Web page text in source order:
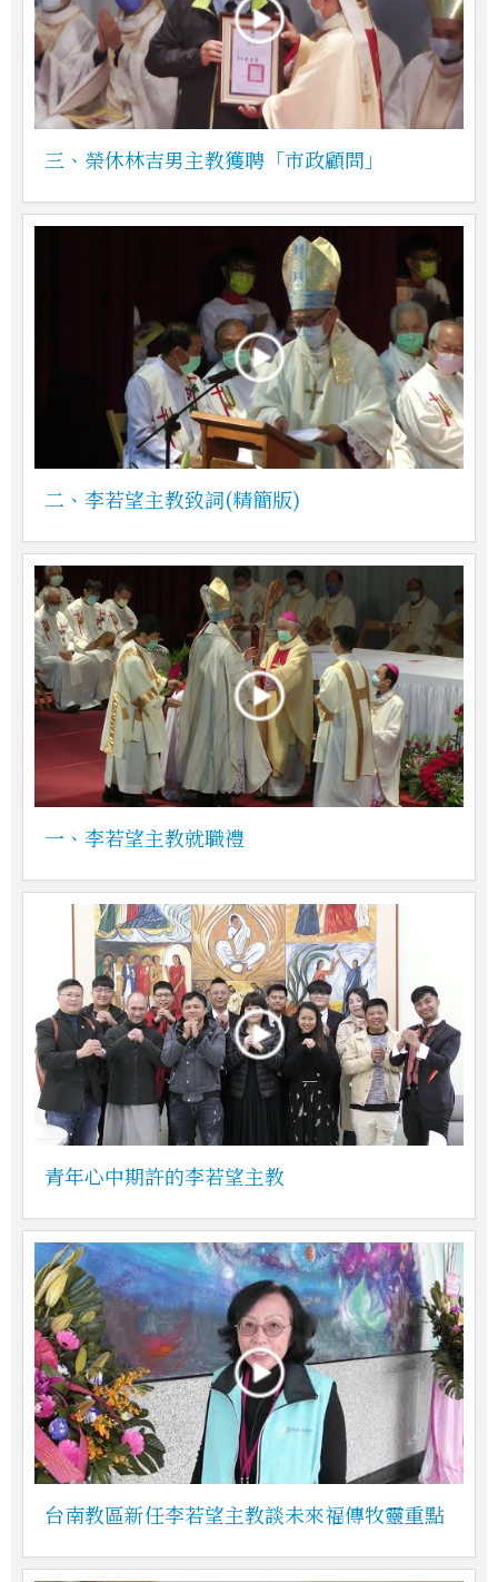
三、榮休林吉男主教獲聘「市政顧問」
二、李若望主教致詞(精簡版)
一、李若望主教就職禮
青年心中期許的李若望主教
台南教區新任李若望主教談未來福傳牧靈重點